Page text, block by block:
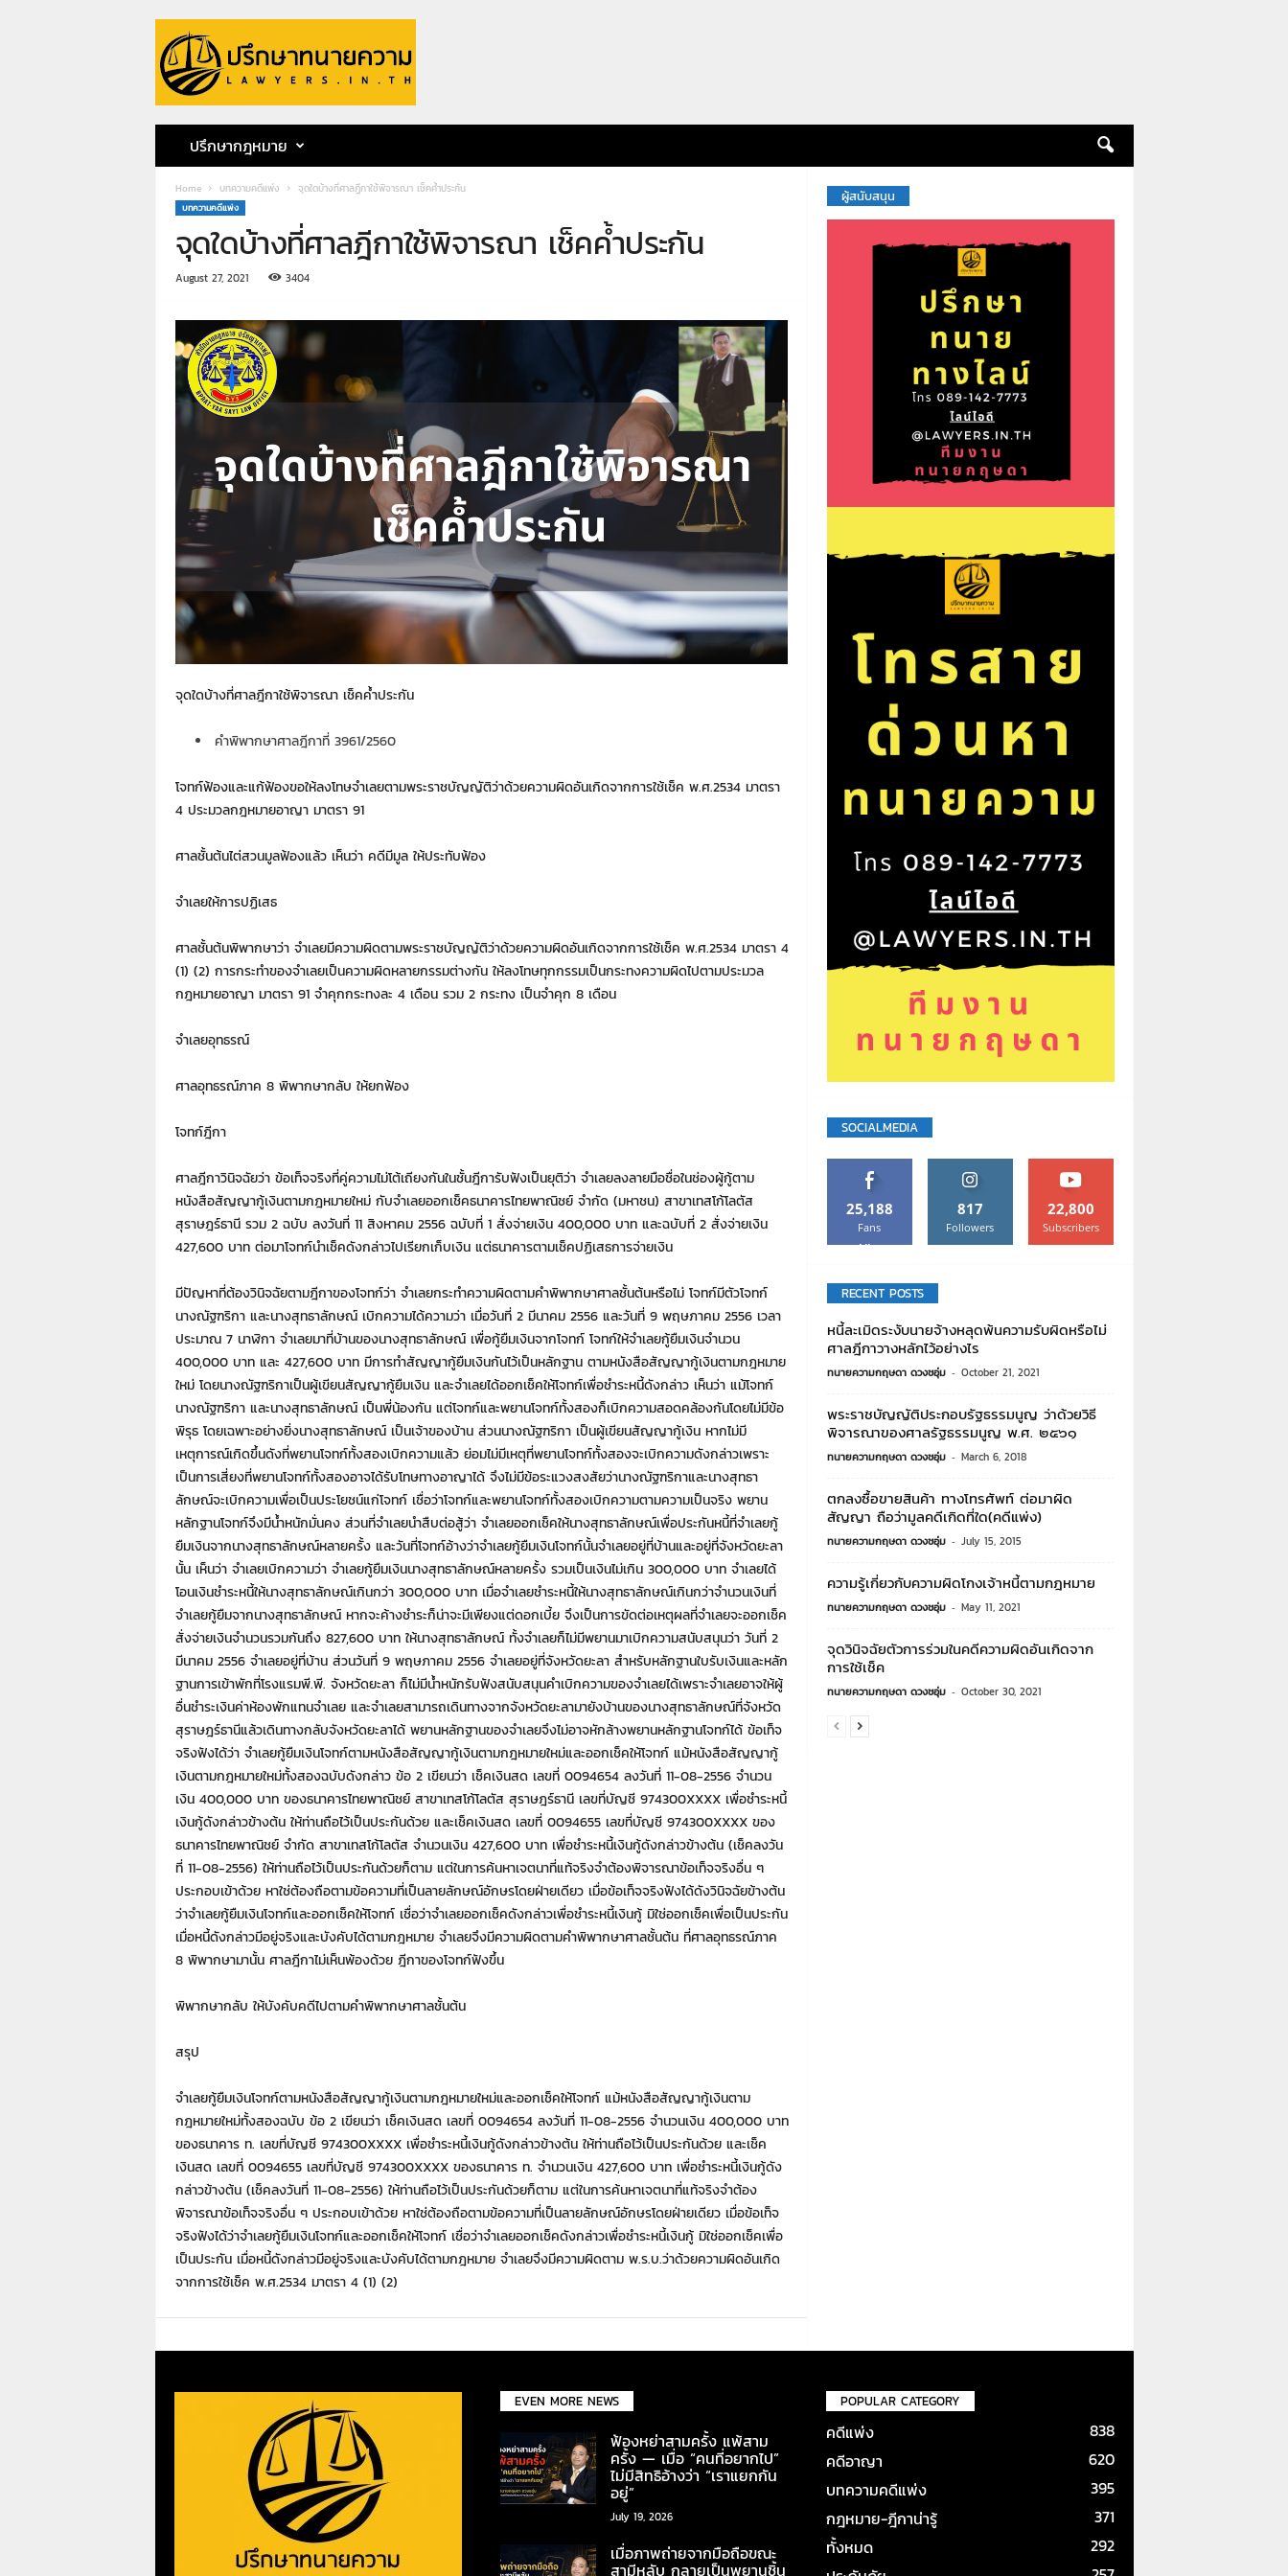
ป
ก
ษ
ปรึกษากฎหมาย
Home บทความคดีแพ่ง จุดใดบ้างที่ศาลฎีกาใช้พิจารณา เช็คค้ำประกัน
บทความคดีแพ่ง
จุดใดบ้างที่ศาลฎีกาใช้พิจารณา เช็คค้ำประกัน
August 27, 2021 3404
จุดใดบ้างที่ศาลฎีกาใช้พิจารณา เช็คค้ำประกัน
คำพิพากษาศาลฎีกาที่ 3961/2560
โจทก์ฟ้องและแก้ฟ้องขอให้ลงโทษจำเลยตามพระราชบัญญัติว่าด้วยความผิดอันเกิดจากการใช้เช็ค พ.ศ.2534 มาตรา
4 ประมวลกฎหมายอาญา มาตรา 91
ศาลชั้นต้นไต่สวนมูลฟ้องแล้ว เห็นว่า คดีมีมูล ให้ประทับฟ้อง
จำเลยให้การปฏิเสธ
ศาลชั้นต้นพิพากษาว่า จำเลยมีความผิดตามพระราชบัญญัติว่าด้วยความผิดอันเกิดจากการใช้เช็ค พ.ศ.2534 มาตรา 4
(1) (2) การกระทำของจำเลยเป็นความผิดหลายกรรมต่างกัน ให้ลงโทษทุกกรรมเป็นกระทงความผิดไปตามประมวล
กฎหมายอาญา มาตรา 91 จำคุกกระทงละ 4 เดือน รวม 2 กระทง เป็นจำคุก 8 เดือน
จำเลยอุทธรณ์
ศาลอุทธรณ์ภาค 8 พิพากษากลับ ให้ยกฟ้อง
โจทก์ฎีกา
ศาลฎีกาวินิจฉัยว่า ข้อเท็จจริงที่คู่ความไม่โต้เถียงกันในชั้นฎีการับฟังเป็นยุติว่า จำเลยลงลายมือชื่อในช่องผู้กู้ตาม
หนังสือสัญญากู้เงินตามกฎหมายใหม่ กับจำเลยออกเช็คธนาคารไทยพาณิชย์ จำกัด (มหาชน) สาขาเทสโก้โลตัส
สุราษฎร์ธานี รวม 2 ฉบับ ลงวันที่ 11 สิงหาคม 2556 ฉบับที่ 1 สั่งจ่ายเงิน 400,000 บาท และฉบับที่ 2 สั่งจ่ายเงิน
427,600 บาท ต่อมาโจทก์นำเช็คดังกล่าวไปเรียกเก็บเงิน แต่ธนาคารตามเช็คปฏิเสธการจ่ายเงิน
มีปัญหาที่ต้องวินิจฉัยตามฎีกาของโจทก์ว่า จำเลยกระทำความผิดตามคำพิพากษาศาลชั้นต้นหรือไม่ โจทก์มีตัวโจทก์
นางณัฐฑริกา และนางสุทธาลักษณ์ เบิกความได้ความว่า เมื่อวันที่ 2 มีนาคม 2556 และวันที่ 9 พฤษภาคม 2556 เวลา
ประมาณ 7 นาฬิกา จำเลยมาที่บ้านของนางสุทธาลักษณ์ เพื่อกู้ยืมเงินจากโจทก์ โจทก์ให้จำเลยกู้ยืมเงินจำนวน
400,000 บาท และ 427,600 บาท มีการทำสัญญากู้ยืมเงินกันไว้เป็นหลักฐาน ตามหนังสือสัญญากู้เงินตามกฎหมาย
ใหม่ โดยนางณัฐฑริกาเป็นผู้เขียนสัญญากู้ยืมเงิน และจำเลยได้ออกเช็คให้โจทก์เพื่อชำระหนี้ดังกล่าว เห็นว่า แม้โจทก์
นางณัฐฑริกา และนางสุทธาลักษณ์ เป็นพี่น้องกัน แต่โจทก์และพยานโจทก์ทั้งสองก็เบิกความสอดคล้องกันโดยไม่มีข้อ
พิรุธ โดยเฉพาะอย่างยิ่งนางสุทธาลักษณ์ เป็นเจ้าของบ้าน ส่วนนางณัฐฑริกา เป็นผู้เขียนสัญญากู้เงิน หากไม่มี
เหตุการณ์เกิดขึ้นดังที่พยานโจทก์ทั้งสองเบิกความแล้ว ย่อมไม่มีเหตุที่พยานโจทก์ทั้งสองจะเบิกความดังกล่าวเพราะ
เป็นการเสี่ยงที่พยานโจทก์ทั้งสองอาจได้รับโทษทางอาญาได้ จึงไม่มีข้อระแวงสงสัยว่านางณัฐฑริกาและนางสุทธา
ลักษณ์จะเบิกความเพื่อเป็นประโยชน์แก่โจทก์ เชื่อว่าโจทก์และพยานโจทก์ทั้งสองเบิกความตามความเป็นจริง พยาน
หลักฐานโจทก์จึงมีน้ำหนักมั่นคง ส่วนที่จำเลยนำสืบต่อสู้ว่า จำเลยออกเช็คให้นางสุทธาลักษณ์เพื่อประกันหนี้ที่จำเลยกู้
ยืมเงินจากนางสุทธาลักษณ์หลายครั้ง และวันที่โจทก์อ้างว่าจำเลยกู้ยืมเงินโจทก์นั้นจำเลยอยู่ที่บ้านและอยู่ที่จังหวัดยะลา
นั้น เห็นว่า จำเลยเบิกความว่า จำเลยกู้ยืมเงินนางสุทธาลักษณ์หลายครั้ง รวมเป็นเงินไม่เกิน 300,000 บาท จำเลยได้
โอนเงินชำระหนี้ให้นางสุทธาลักษณ์เกินกว่า 300,000 บาท เมื่อจำเลยชำระหนี้ให้นางสุทธาลักษณ์เกินกว่าจำนวนเงินที่
จำเลยกู้ยืมจากนางสุทธาลักษณ์ หากจะค้างชำระก็น่าจะมีเพียงแต่ดอกเบี้ย จึงเป็นการขัดต่อเหตุผลที่จำเลยจะออกเช็ค
สั่งจ่ายเงินจำนวนรวมกันถึง 827,600 บาท ให้นางสุทธาลักษณ์ ทั้งจำเลยก็ไม่มีพยานมาเบิกความสนับสนุนว่า วันที่ 2
มีนาคม 2556 จำเลยอยู่ที่บ้าน ส่วนวันที่ 9 พฤษภาคม 2556 จำเลยอยู่ที่จังหวัดยะลา สำหรับหลักฐานใบรับเงินและหลัก
ฐานการเข้าพักที่โรงแรมพี.พี. จังหวัดยะลา ก็ไม่มีน้ำหนักรับฟังสนับสนุนคำเบิกความของจำเลยได้เพราะจำเลยอาจให้ผู้
อื่นชำระเงินค่าห้องพักแทนจำเลย และจำเลยสามารถเดินทางจากจังหวัดยะลามายังบ้านของนางสุทธาลักษณ์ที่จังหวัด
สุราษฎร์ธานีแล้วเดินทางกลับจังหวัดยะลาได้ พยานหลักฐานของจำเลยจึงไม่อาจหักล้างพยานหลักฐานโจทก์ได้ ข้อเท็จ
จริงฟังได้ว่า จำเลยกู้ยืมเงินโจทก์ตามหนังสือสัญญากู้เงินตามกฎหมายใหม่และออกเช็คให้โจทก์ แม้หนังสือสัญญากู้
เงินตามกฎหมายใหม่ทั้งสองฉบับดังกล่าว ข้อ 2 เขียนว่า เช็คเงินสด เลขที่ 0094654 ลงวันที่ 11-08-2556 จำนวน
เงิน 400,000 บาท ของธนาคารไทยพาณิชย์ สาขาเทสโก้โลตัส สุราษฎร์ธานี เลขที่บัญชี 974300XXXX เพื่อชำระหนี้
เงินกู้ดังกล่าวข้างต้น ให้ท่านถือไว้เป็นประกันด้วย และเช็คเงินสด เลขที่ 0094655 เลขที่บัญชี 974300XXXX ของ
ธนาคารไทยพาณิชย์ จำกัด สาขาเทสโก้โลตัส จำนวนเงิน 427,600 บาท เพื่อชำระหนี้เงินกู้ดังกล่าวข้างต้น (เช็คลงวัน
ที่ 11-08-2556) ให้ท่านถือไว้เป็นประกันด้วยก็ตาม แต่ในการค้นหาเจตนาที่แท้จริงจำต้องพิจารณาข้อเท็จจริงอื่น ๆ
ประกอบเข้าด้วย หาใช่ต้องถือตามข้อความที่เป็นลายลักษณ์อักษรโดยฝ่ายเดียว เมื่อข้อเท็จจริงฟังได้ดังวินิจฉัยข้างต้น
ว่าจำเลยกู้ยืมเงินโจทก์และออกเช็คให้โจทก์ เชื่อว่าจำเลยออกเช็คดังกล่าวเพื่อชำระหนี้เงินกู้ มิใช่ออกเช็คเพื่อเป็นประกัน
เมื่อหนี้ดังกล่าวมีอยู่จริงและบังคับได้ตามกฎหมาย จำเลยจึงมีความผิดตามคำพิพากษาศาลชั้นต้น ที่ศาลอุทธรณ์ภาค
8 พิพากษามานั้น ศาลฎีกาไม่เห็นพ้องด้วย ฎีกาของโจทก์ฟังขึ้น
พิพากษากลับ ให้บังคับคดีไปตามคำพิพากษาศาลชั้นต้น
สรุป
จำเลยกู้ยืมเงินโจทก์ตามหนังสือสัญญากู้เงินตามกฎหมายใหม่และออกเช็คให้โจทก์ แม้หนังสือสัญญากู้เงินตาม
กฎหมายใหม่ทั้งสองฉบับ ข้อ 2 เขียนว่า เช็คเงินสด เลขที่ 0094654 ลงวันที่ 11-08-2556 จำนวนเงิน 400,000 บาท
ของธนาคาร ท. เลขที่บัญชี 974300XXXX เพื่อชำระหนี้เงินกู้ดังกล่าวข้างต้น ให้ท่านถือไว้เป็นประกันด้วย และเช็ค
เงินสด เลขที่ 0094655 เลขที่บัญชี 974300XXXX ของธนาคาร ท. จำนวนเงิน 427,600 บาท เพื่อชำระหนี้เงินกู้ดัง
กล่าวข้างต้น (เช็คลงวันที่ 11-08-2556) ให้ท่านถือไว้เป็นประกันด้วยก็ตาม แต่ในการค้นหาเจตนาที่แท้จริงจำต้อง
พิจารณาข้อเท็จจริงอื่น ๆ ประกอบเข้าด้วย หาใช่ต้องถือตามข้อความที่เป็นลายลักษณ์อักษรโดยฝ่ายเดียว เมื่อข้อเท็จ
จริงฟังได้ว่าจำเลยกู้ยืมเงินโจทก์และออกเช็คให้โจทก์ เชื่อว่าจำเลยออกเช็คดังกล่าวเพื่อชำระหนี้เงินกู้ มิใช่ออกเช็คเพื่อ
เป็นประกัน เมื่อหนี้ดังกล่าวมีอยู่จริงและบังคับได้ตามกฎหมาย จำเลยจึงมีความผิดตาม พ.ร.บ.ว่าด้วยความผิดอันเกิด
จากการใช้เช็ค พ.ศ.2534 มาตรา 4 (1) (2)
ผู้สนับสนุน
SOCIALMEDIA
25,188
Fans
Like
817
Followers
22,800
Subscribers
RECENT POSTS
หนี้ละเมิดระงับนายจ้างหลุดพ้นความรับผิดหรือไม่
ศาลฎีกาวางหลักไว้อย่างไร
ทนายความกฤษดา ดวงชอุ่ม - October 21, 2021
พระราชบัญญัติประกอบรัฐธรรมนูญ ว่าด้วยวิธี
พิจารณาของศาลรัฐธรรมนูญ พ.ศ. ๒๕๖๑
ทนายความกฤษดา ดวงชอุ่ม - March 6, 2018
ตกลงซื้อขายสินค้า ทางโทรศัพท์ ต่อมาผิด
สัญญา ถือว่ามูลคดีเกิดที่ใด(คดีแพ่ง)
ทนายความกฤษดา ดวงชอุ่ม - July 15, 2015
ความรู้เกี่ยวกับความผิดโกงเจ้าหนี้ตามกฎหมาย
ทนายความกฤษดา ดวงชอุ่ม - May 11, 2021
จุดวินิจฉัยตัวการร่วมในคดีความผิดอันเกิดจาก
การใช้เช็ค
ทนายความกฤษดา ดวงชอุ่ม - October 30, 2021
EVEN MORE NEWS
ฟ้องหย่าสามครั้ง แพ้สาม
ครั้ง — เมื่อ “คนที่อยากไป”
ไม่มีสิทธิอ้างว่า “เราแยกกัน
อยู่”
July 19, 2026
เมื่อภาพถ่ายจากมือถือขณะ
สามีหลับ กลายเป็นพยานชิ้น
POPULAR CATEGORY
คดีแพ่ง
838
คดีอาญา
620
บทความคดีแพ่ง
395
กฎหมาย-ฎีกาน่ารู้
371
ทั้งหมด
292